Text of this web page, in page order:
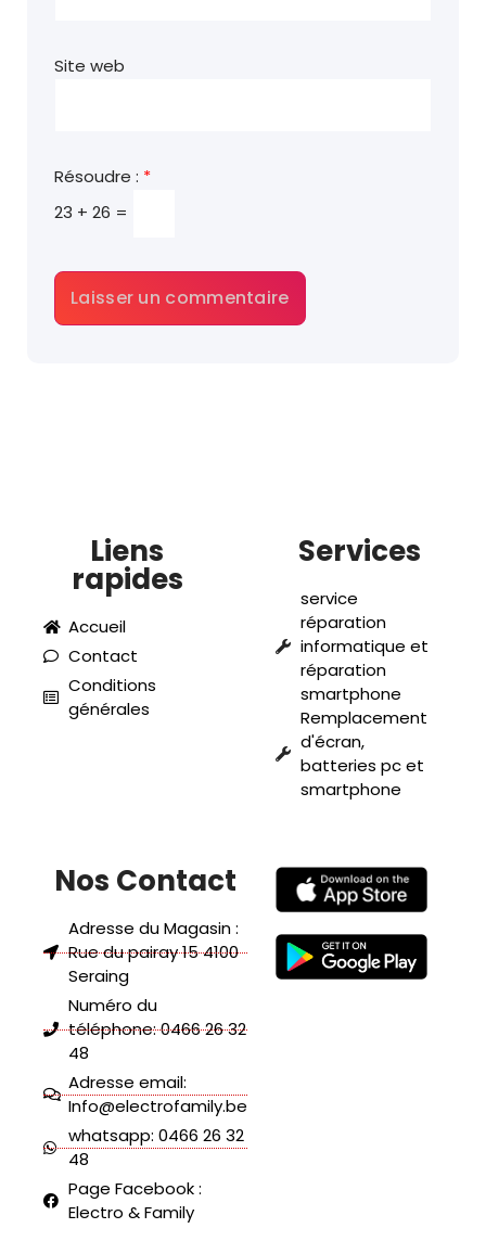
Site web
Résoudre : *
23 + 26 =
Liens
rapides
Accueil
Contact
Conditions
générales
Services
service
réparation
informatique et
réparation
smartphone
Remplacement
d'écran,
batteries pc et
smartphone
Nos Contact
Adresse du Magasin :
Rue du pairay 15 4100
Seraing
Numéro du
téléphone: 0466 26 32
48
Adresse email:
Info@electrofamily.be
whatsapp: 0466 26 32
48
Page Facebook :
Electro & Family